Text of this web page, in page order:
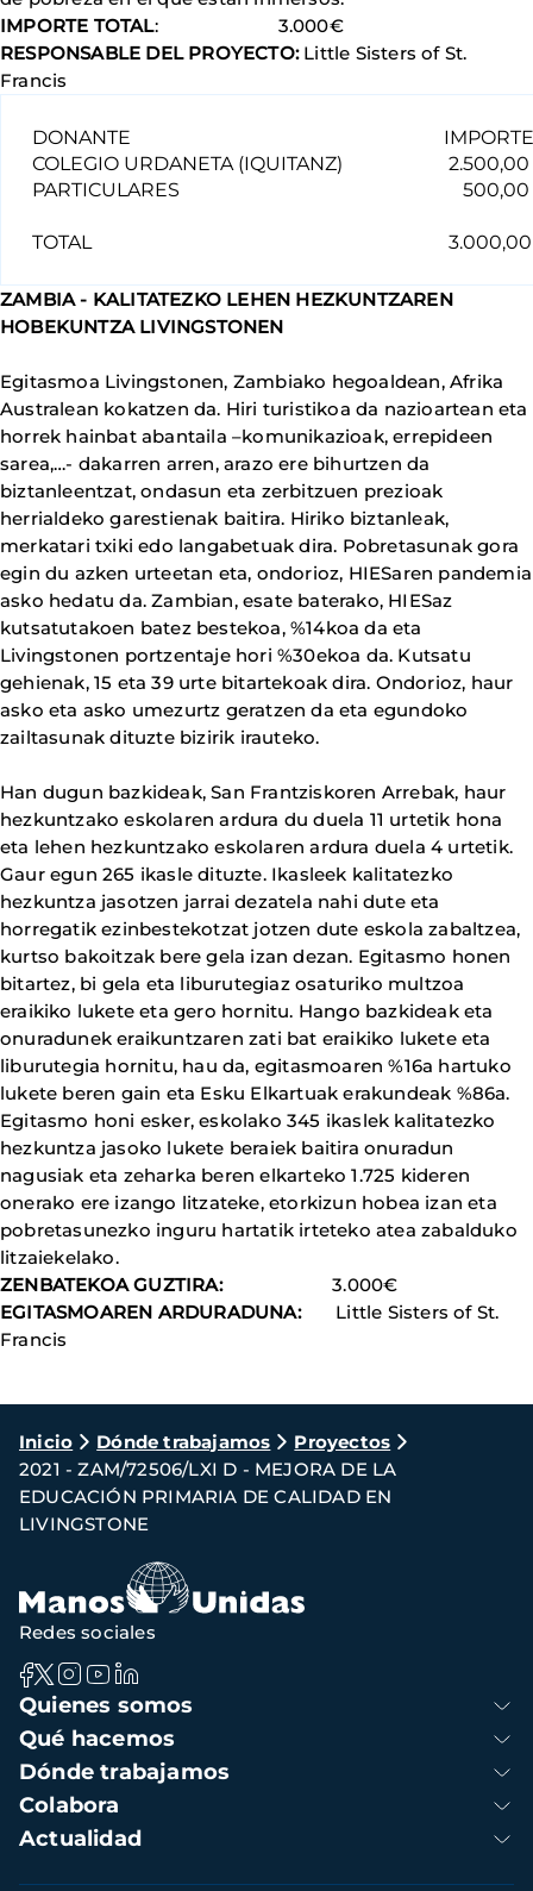
IMPORTE TOTAL: 3.000€
RESPONSABLE DEL PROYECTO: Little Sisters of St.
Francis
DONANTE
IMPORTE
COLEGIO URDANETA (IQUITANZ)
2.500,00
PARTICULARES
500,00
TOTAL 3.000,00
ZAMBIA - KALITATEZKO LEHEN HEZKUNTZAREN
HOBEKUNTZA LIVINGSTONEN
Egitasmoa Livingstonen, Zambiako hegoaldean, Afrika
Australean kokatzen da. Hiri turistikoa da nazioartean eta
horrek hainbat abantaila –komunikazioak, errepideen
sarea,…- dakarren arren, arazo ere bihurtzen da
biztanleentzat, ondasun eta zerbitzuen prezioak
herrialdeko garestienak baitira. Hiriko biztanleak,
merkatari txiki edo langabetuak dira. Pobretasunak gora
egin du azken urteetan eta, ondorioz, HIESaren pandemia
asko hedatu da. Zambian, esate baterako, HIESaz
kutsatutakoen batez bestekoa, %14koa da eta
Livingstonen portzentaje hori %30ekoa da. Kutsatu
gehienak, 15 eta 39 urte bitartekoak dira. Ondorioz, haur
asko eta asko umezurtz geratzen da eta egundoko
zailtasunak dituzte bizirik irauteko.
Han dugun bazkideak, San Frantziskoren Arrebak, haur
hezkuntzako eskolaren ardura du duela 11 urtetik hona
eta lehen hezkuntzako eskolaren ardura duela 4 urtetik.
Gaur egun 265 ikasle dituzte. Ikasleek kalitatezko
hezkuntza jasotzen jarrai dezatela nahi dute eta
horregatik ezinbestekotzat jotzen dute eskola zabaltzea,
kurtso bakoitzak bere gela izan dezan. Egitasmo honen
bitartez, bi gela eta liburutegiaz osaturiko multzoa
eraikiko lukete eta gero hornitu. Hango bazkideak eta
onuradunek eraikuntzaren zati bat eraikiko lukete eta
liburutegia hornitu, hau da, egitasmoaren %16a hartuko
lukete beren gain eta Esku Elkartuak erakundeak %86a.
Egitasmo honi esker, eskolako 345 ikaslek kalitatezko
hezkuntza jasoko lukete beraiek baitira onuradun
nagusiak eta zeharka beren elkarteko 1.725 kideren
onerako ere izango litzateke, etorkizun hobea izan eta
pobretasunezko inguru hartatik irteteko atea zabalduko
litzaiekelako.
ZENBATEKOA GUZTIRA:3.000€
EGITASMOAREN ARDURADUNA: Little Sisters of St.
Francis
Ruta
de
navegación
Inicio Dónde trabajamos
Proyectos
2021 - ZAM/72506/LXI D - MEJORA DE LA
EDUCACIÓN PRIMARIA DE CALIDAD EN
LIVINGSTONE
Navegación
principal
Quienes somos
Qué hacemos
Dónde trabajamos
Colabora
Actualidad
Redes sociales